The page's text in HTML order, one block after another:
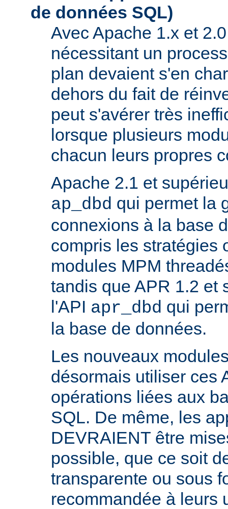
de données SQL)
Avec Apache 1.x et
nécessitant un
plan devaient s'en
dehors du fait de
peut s'avérer très
lorsque plusieurs
chacun leurs propres
Apache 2.1 et
ap_dbd qui permet la
connexions à la base
compris les stratégies
modules MPM
tandis que APR 1.2 et
l'API apr_dbd qui
la base de données.
Les nouveaux
désormais utiliser ces
opérations liées aux
SQL. De même, les
DEVRAIENT être
possible, que ce soit
transparente ou sous
recommandée à leurs